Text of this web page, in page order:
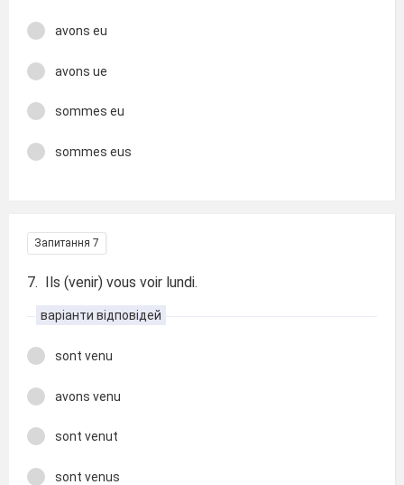
avons eu
avons ue
sommes eu
sommes eus
Запитання 7
7. Ils (venir) vous voir lundi.
варіанти відповідей
sont venu
avons venu
sont venut
sont venus